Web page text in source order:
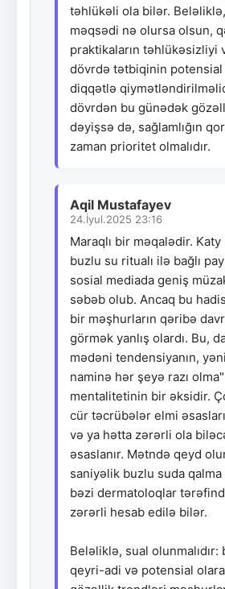
təhlükəli ola bilər.
məqsədi nə olursa olsun,
praktikaların təhlükəsizliyi
dövrdə tətbiqinin
diqqətlə
dövrdən bu günədək
dəyişsə də, sağlamlığın
zaman prioritet olmalıdır.
Aqil Mustafayev
24.İyul.2025 23:16
Maraqlı bir məqalədir.
buzlu su ritualı ilə bağlı
sosial mediada geniş
səbəb olub. Ancaq bu
bir məşhurların qəribə
görmək yanlış olardı. Bu,
mədəni tendensiyanın,
naminə hər şeyə razı olma"
mentalitetinin bir əksidir.
cür təcrübələr elmi
və ya hətta zərərli ola
əsaslanır. Mətndə qeyd
saniyəlik buzlu suda
bəzi dermatoloqlar
zərərli hesab edilə bilər.
Beləliklə, sual olunmalıdır:
qeyri-adi və potensial